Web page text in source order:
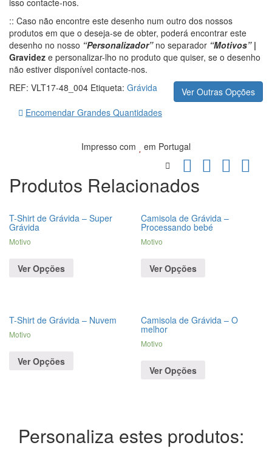
isso contacte-nos.
:: Caso não encontre este desenho num outro dos nossos
produtos em que o deseja-se de obter, poderá encontrar este
desenho no nosso “Personalizador” no separador “Motivos” |
Gravidez e personalizar-lho no produto que quiser, se o desenho
não estiver disponível contacte-nos.
Ver Outras Opções
REF: VLT17-48_004 Etiqueta: Grávida
Encomendar Grandes Quantidades
Impresso com em Portugal
Produtos Relacionados
T-Shirt de Grávida – Super
Grávida
Motivo
Ver Opções
Camisola de Grávida –
Processando bebé
Motivo
Ver Opções
T-Shirt de Grávida – Nuvem
Motivo
Ver Opções
Camisola de Grávida – O
melhor
Motivo
Ver Opções
Personaliza estes produtos: